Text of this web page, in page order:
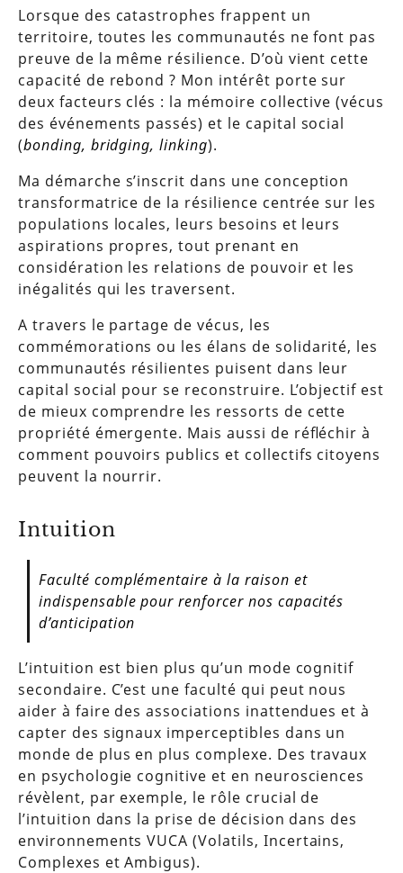
Lorsque des catastrophes frappent un
territoire, toutes les communautés ne font pas
preuve de la même résilience. D’où vient cette
capacité de rebond ? Mon intérêt porte sur
deux facteurs clés : la mémoire collective (vécus
des événements passés) et le capital social
(bonding, bridging, linking).
Ma démarche s’inscrit dans une conception
transformatrice de la résilience centrée sur les
populations locales, leurs besoins et leurs
aspirations propres, tout prenant en
considération les relations de pouvoir et les
inégalités qui les traversent.
A travers le partage de vécus, les
commémorations ou les élans de solidarité, les
communautés résilientes puisent dans leur
capital social pour se reconstruire. L’objectif est
de mieux comprendre les ressorts de cette
propriété émergente. Mais aussi de réfléchir à
comment pouvoirs publics et collectifs citoyens
peuvent la nourrir.
Intuition
Faculté complémentaire à la raison et
indispensable pour renforcer nos capacités
d’anticipation
L’intuition est bien plus qu’un mode cognitif
secondaire. C’est une faculté qui peut nous
aider à faire des associations inattendues et à
capter des signaux imperceptibles dans un
monde de plus en plus complexe. Des travaux
en psychologie cognitive et en neurosciences
révèlent, par exemple, le rôle crucial de
l’intuition dans la prise de décision dans des
environnements VUCA (Volatils, Incertains,
Complexes et Ambigus).